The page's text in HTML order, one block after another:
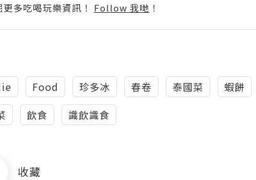
多吃喝玩樂資訊！ Follow 我哋 ！
Food 珍多冰 春卷 泰國菜
蝦餅
飲食 識飲識食
收藏